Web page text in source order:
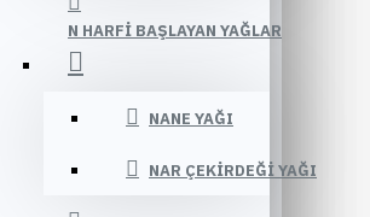
N HARFI BAŞLAYAN YAĞLAR
NANE YAĞI
NAR ÇEKIRDEĞI YAĞI